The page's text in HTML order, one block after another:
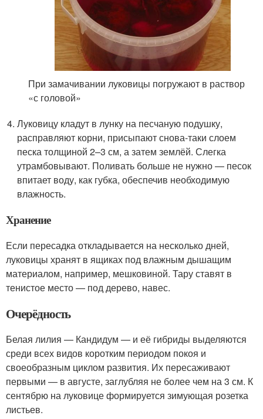
При замачивании луковицы погружают в раствор
«с головой»
Луковицу кладут в лунку на песчаную подушку,
расправляют корни, присыпают снова-таки слоем
песка толщиной 2–3 см, а затем землёй. Слегка
утрамбовывают. Поливать больше не нужно — песок
впитает воду, как губка, обеспечив необходимую
влажность.
Хранение
Если пересадка откладывается на несколько дней,
луковицы хранят в ящиках под влажным дышащим
материалом, например, мешковиной. Тару ставят в
тенистое место — под дерево, навес.
Очерёдность
Белая лилия — Кандидум — и её гибриды выделяются
среди всех видов коротким периодом покоя и
своеобразным циклом развития. Их пересаживают
первыми — в августе, заглубляя не более чем на 3 см. К
сентябрю на луковице формируется зимующая розетка
листьев.